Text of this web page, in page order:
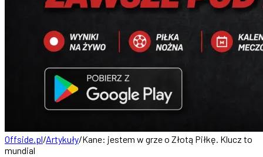
Offside.pl/Artykuły/Kane: jestem w grze o Złotą Piłkę. Klucz to
mundial